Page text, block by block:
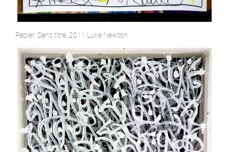
Papier, Sans titre, 2011 Luke Newton